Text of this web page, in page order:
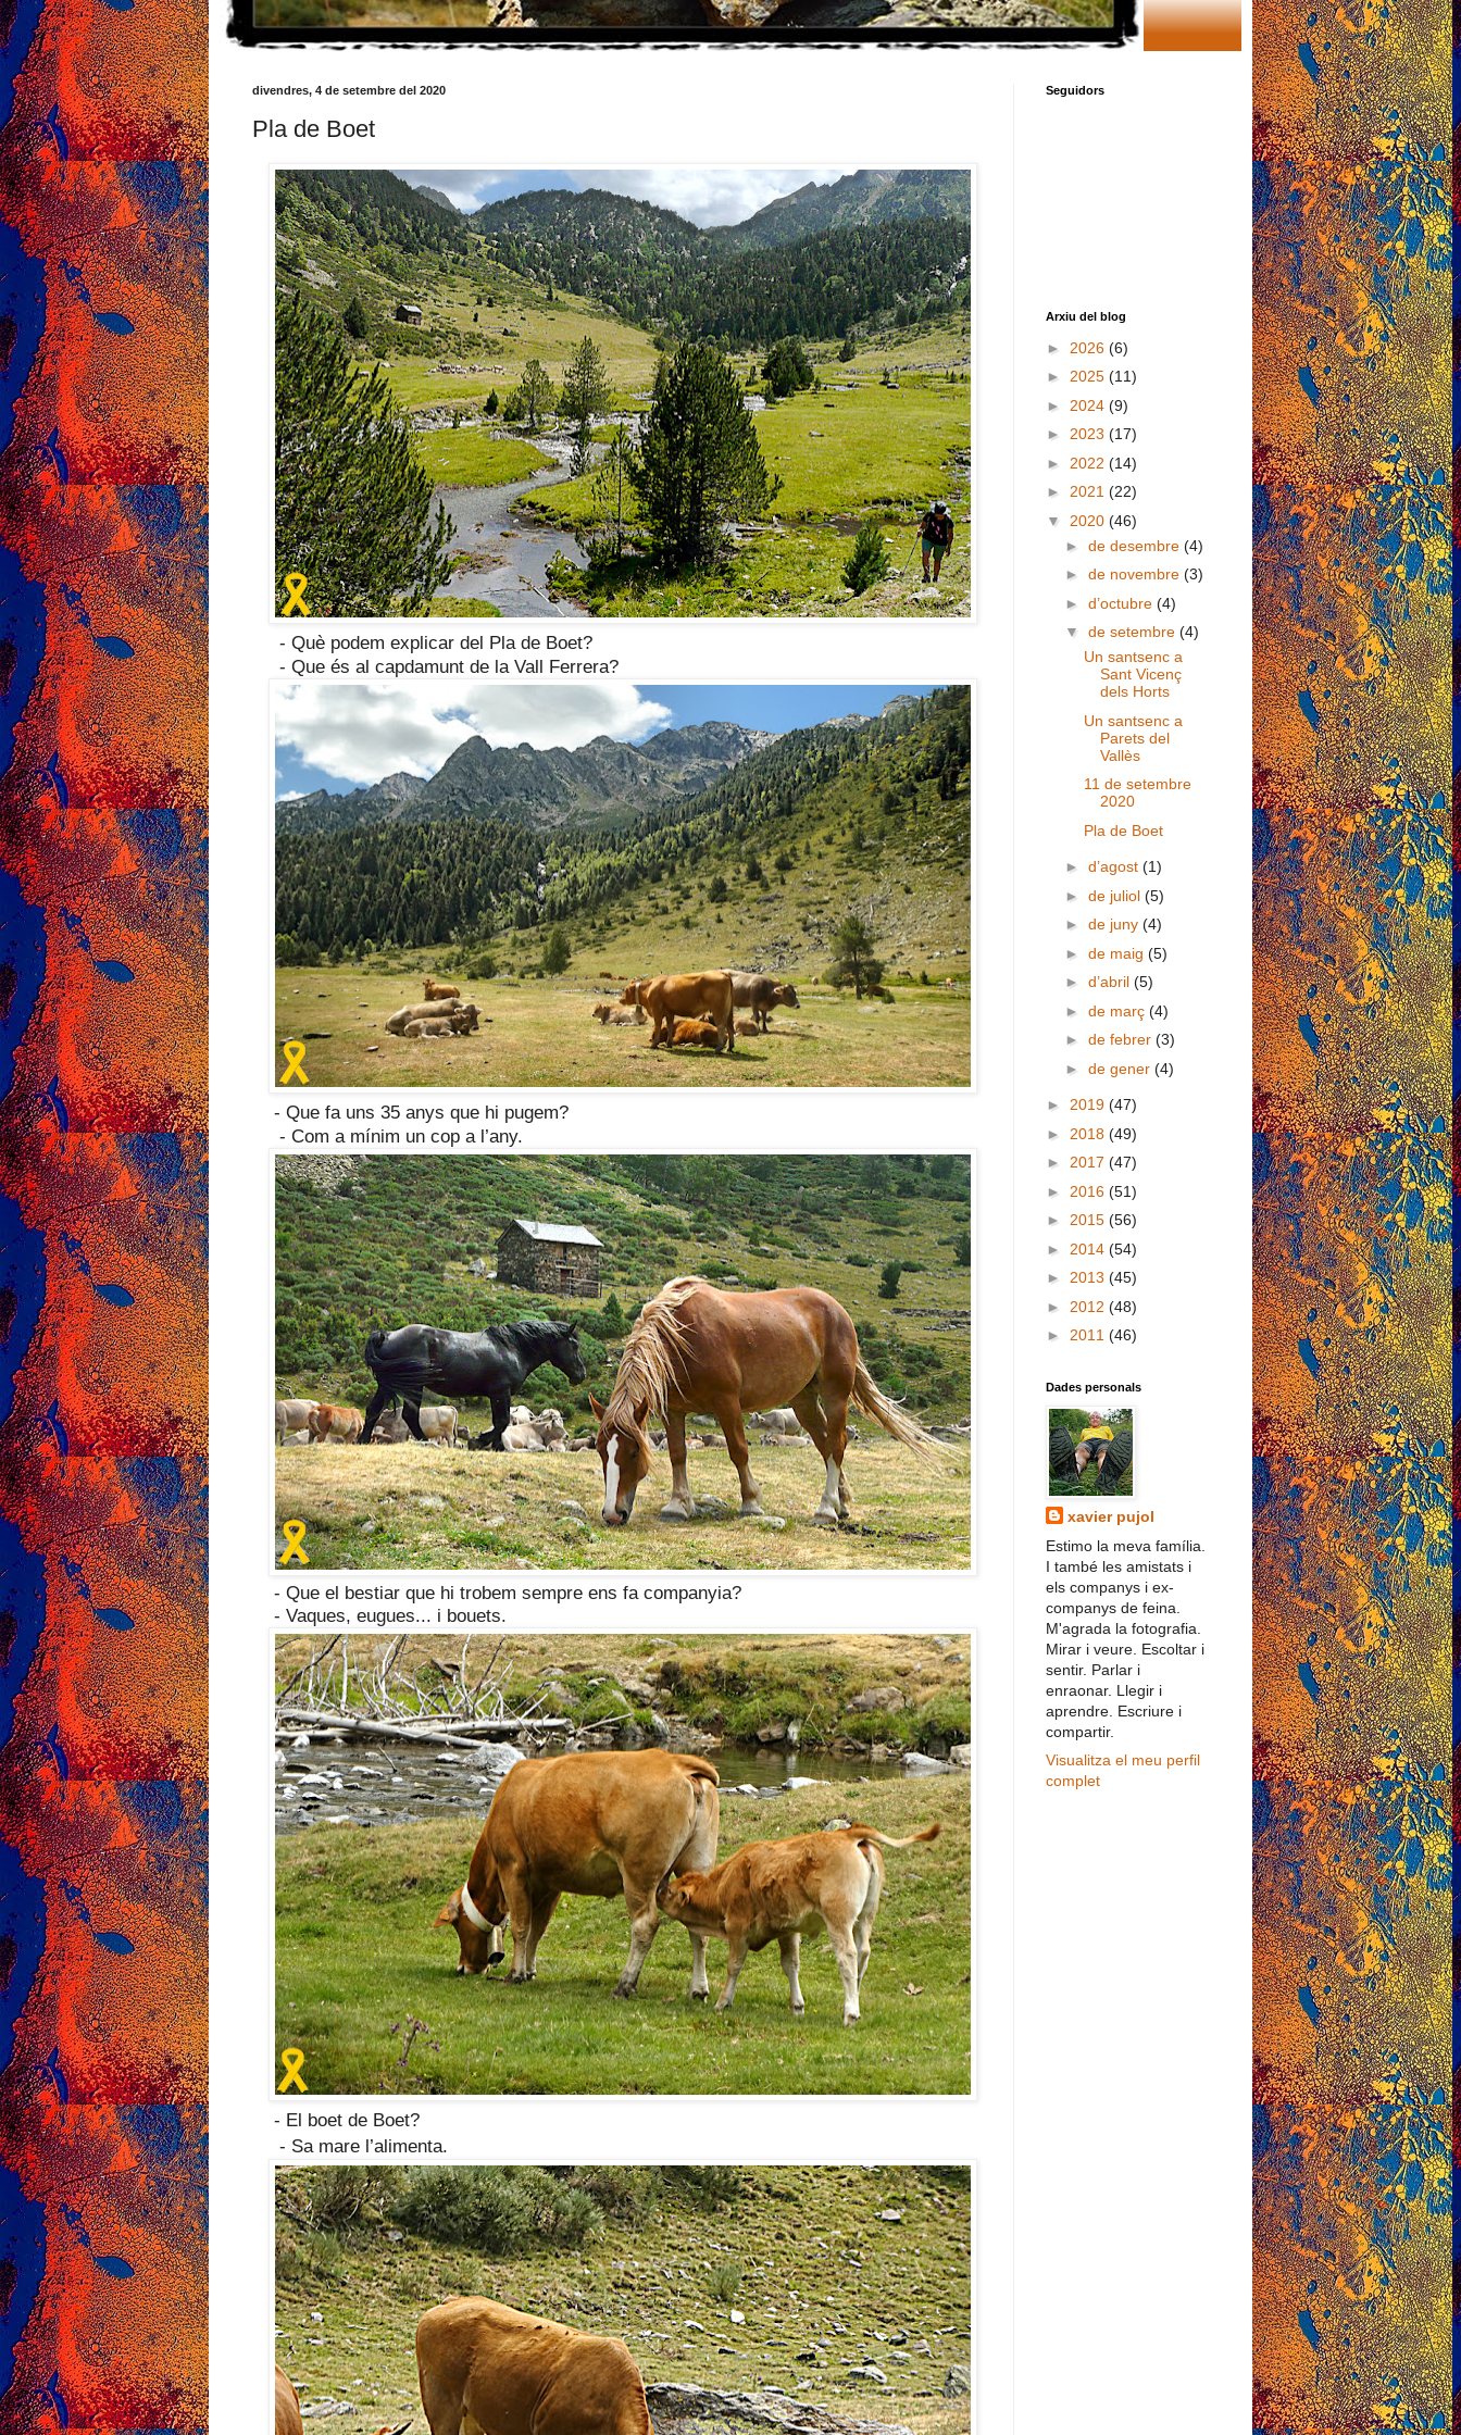
divendres, 4 de setembre del 2020
Pla de Boet
- Què podem explicar del Pla de Boet?
- Que és al capdamunt de la Vall Ferrera?
- Que fa uns 35 anys que hi pugem?
- Com a mínim un cop a l’any.
- Que el bestiar que hi trobem sempre ens fa companyia?
- Vaques, eugues... i bouets.
- El boet de Boet?
- Sa mare l’alimenta.
Seguidors
Arxiu del blog
► 2026 (6)
► 2025 (11)
► 2024 (9)
► 2023 (17)
► 2022 (14)
► 2021 (22)
▼ 2020 (46)
► de desembre (4)
► de novembre (3)
► d’octubre (4)
▼ de setembre (4)
Un santsenc a
Sant Vicenç
dels Horts
Un santsenc a
Parets del
Vallès
11 de setembre
2020
Pla de Boet
► d’agost (1)
► de juliol (5)
► de juny (4)
► de maig (5)
► d’abril (5)
► de març (4)
► de febrer (3)
► de gener (4)
► 2019 (47)
► 2018 (49)
► 2017 (47)
► 2016 (51)
► 2015 (56)
► 2014 (54)
► 2013 (45)
► 2012 (48)
► 2011 (46)
Dades personals
xavier pujol
Estimo la meva família.
I també les amistats i
els companys i ex-
companys de feina.
M'agrada la fotografia.
Mirar i veure. Escoltar i
sentir. Parlar i
enraonar. Llegir i
aprendre. Escriure i
compartir.
Visualitza el meu perfil
complet